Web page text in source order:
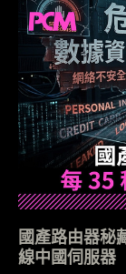
國產路由器秘
線中國伺服器